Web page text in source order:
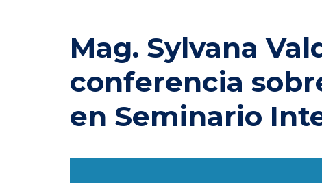
Mag. Sylvana
conferencia
en Seminario